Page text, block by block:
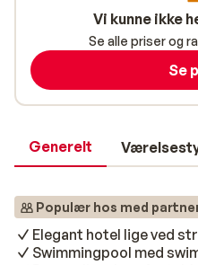
Generelt
Populær hos med
Elegant hotel lige ved
Swimmingpool med
Vi kunne ikke
Se alle priser og
Se